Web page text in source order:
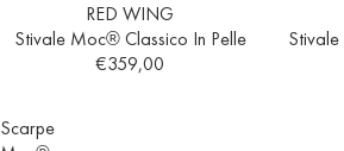
RED WING
Stivale Moc® Classico In Pelle
€359,00
Scarpe